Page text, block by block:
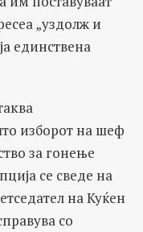
„уздолж и
единствена
изборот на шеф
за гонење
се сведе на
на Куќен
со